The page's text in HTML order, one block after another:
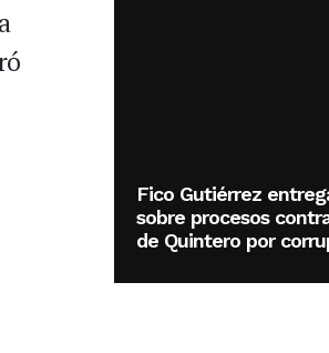
Fico Gutiérrez
sobre procesos
de Quintero por